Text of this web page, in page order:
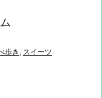
歩き , スイーツ